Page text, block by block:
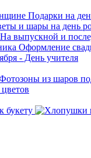
Подарки на
Оформление
- День учителя
из шаров
букету